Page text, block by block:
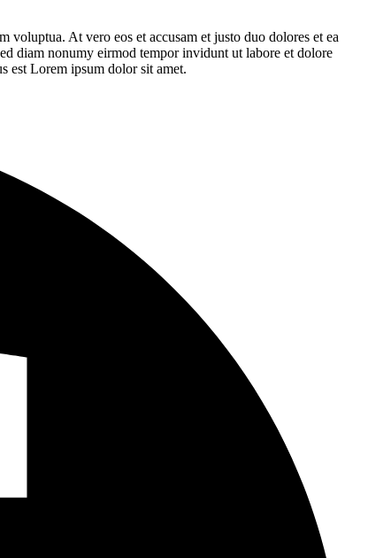
At vero eos et accusam et justo duo dolores et ea
diam nonumy eirmod tempor invidunt ut labore et dolore
est Lorem ipsum dolor sit amet.